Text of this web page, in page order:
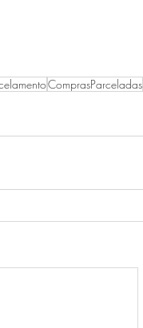
ComprasParceladas